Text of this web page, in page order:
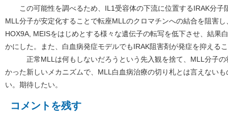
この可能性を調べるため、IL1受容体の下流に位置するIRAK分子
MLL分子が安定化することで転座MLLのクロマチンへの結合を阻害
HOX9A, MEISをはじめとする様々な遺伝子の転写を低下させ、結果
かにした。また、白血病発症モデルでもIRAK阻害剤が発症を抑える
正常MLLは何もしないだろうという先入観を捨て、MLL分子の
かった新しいメカニズムで、MLL白血病治療の切り札とは言えない
い。期待したい。
コメントを残す